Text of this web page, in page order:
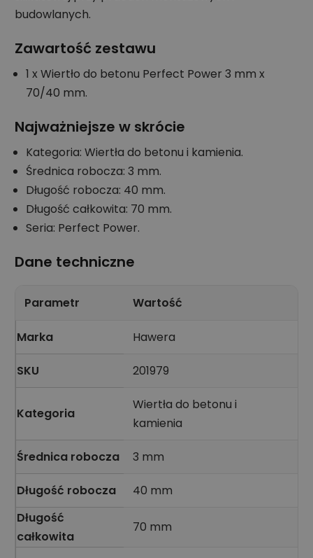
budowlanych.
Zawartość zestawu
1 x Wiertło do betonu Perfect Power 3 mm x
70/40 mm.
Najważniejsze w skrócie
Kategoria: Wiertła do betonu i kamienia.
Średnica robocza: 3 mm.
Długość robocza: 40 mm.
Długość całkowita: 70 mm.
Seria: Perfect Power.
Dane techniczne
Parametr Wartość
Marka Hawera
SKU 201979
Kategoria
Wiertła do betonu i
kamienia
Średnica robocza 3 mm
Długość robocza
40 mm
Długość
całkowita
70 mm